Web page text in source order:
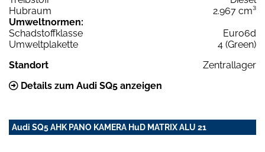
Hubraum
2.967 cm³
Umweltnormen:
Schadstoffklasse
Euro6d
Umweltplakette
4 (Green)
Standort
Zentrallager
Details zum Audi SQ5 anzeigen
Audi SQ5 AHK PANO KAMERA HuD MATRIX ALU 21